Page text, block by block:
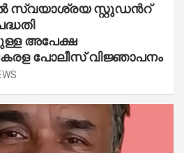
സ്വയാശ്രയ സ്റ്റുഡന്‍റ്
അപേക്ഷ
പോലീസ് വിജ്ഞാപനം